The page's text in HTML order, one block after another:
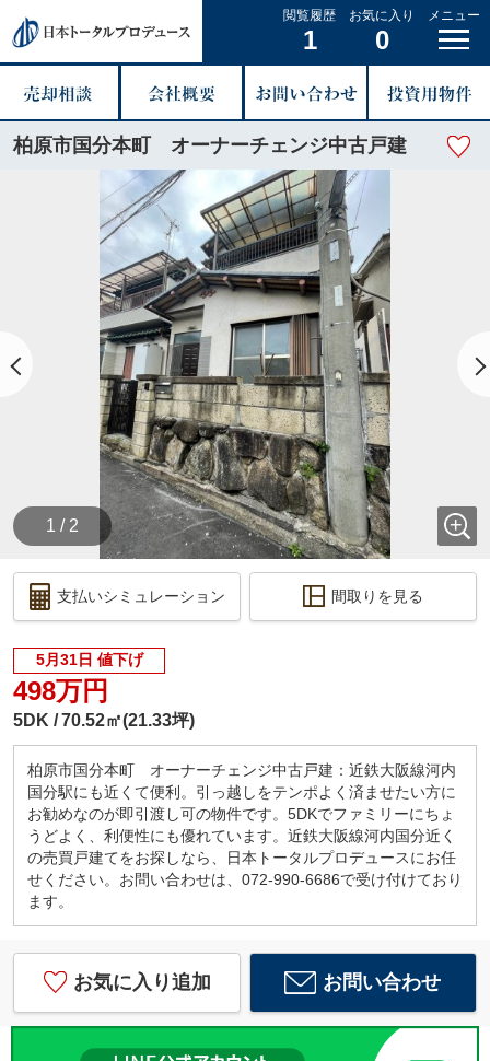
閲覧履歴
1
お気に入り
0
メニュー
柏原市国分本町 オーナーチェンジ中古戸建
1 / 2
支払いシミュレーション 間取りを見る
5月31日 値下げ
498万円
5DK 70.52㎡(21.33坪)
柏原市国分本町 オーナーチェンジ中古戸建：近鉄大阪線河内
国分駅にも近くて便利。引っ越しをテンポよく済ませたい方に
お勧めなのが即引渡し可の物件です。5DKでファミリーにちょ
うどよく、利便性にも優れています。近鉄大阪線河内国分近く
の売買戸建てをお探しなら、日本トータルプロデュースにお任
せください。お問い合わせは、072-990-6686で受け付けており
ます。
お気に入り追加 お問い合わせ